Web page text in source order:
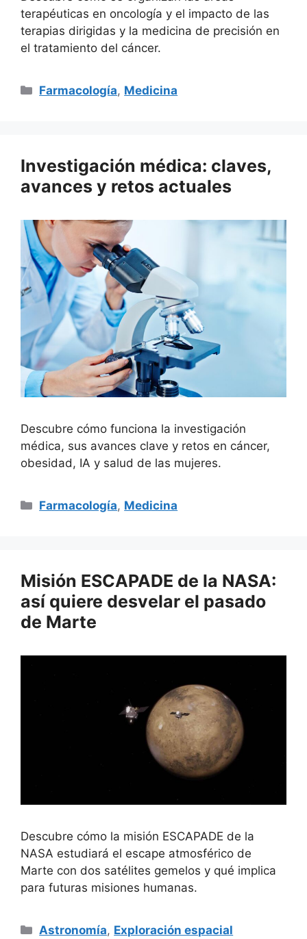
terapéuticas en oncología y el impacto de las
terapias dirigidas y la medicina de precisión en
el tratamiento del cáncer.
Categorías
Farmacología, Medicina
Investigación médica: claves,
avances y retos actuales
Descubre cómo funciona la investigación
médica, sus avances clave y retos en cáncer,
obesidad, IA y salud de las mujeres.
Categorías
Farmacología, Medicina
Misión ESCAPADE de la NASA:
así quiere desvelar el pasado
de Marte
Descubre cómo la misión ESCAPADE de la
NASA estudiará el escape atmosférico de
Marte con dos satélites gemelos y qué implica
para futuras misiones humanas.
Categorías
Astronomía, Exploración espacial